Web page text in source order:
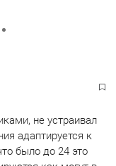
не устраивал
адаптируется к
было до 24 это